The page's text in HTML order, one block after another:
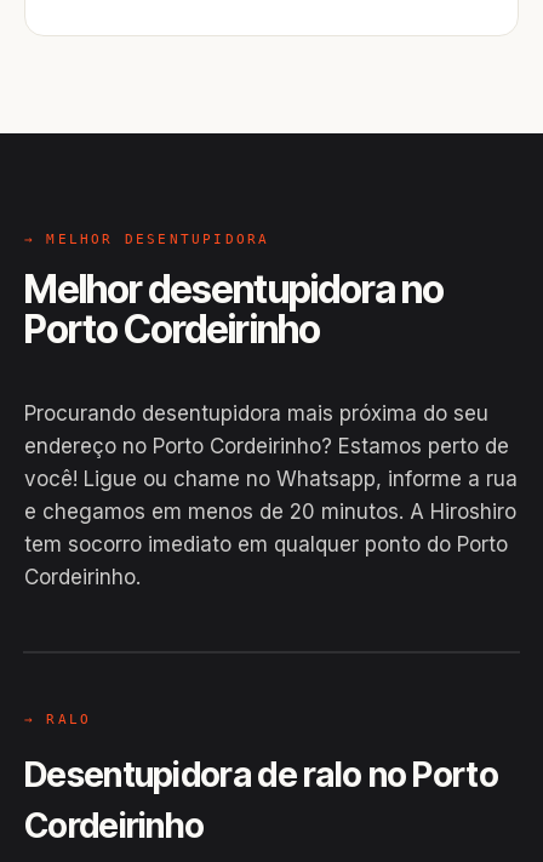
→ MELHOR DESENTUPIDORA
Melhor desentupidora no
Porto Cordeirinho
Procurando desentupidora mais próxima do seu
endereço no Porto Cordeirinho? Estamos perto de
você! Ligue ou chame no Whatsapp, informe a rua
e chegamos em menos de 20 minutos. A Hiroshiro
tem socorro imediato em qualquer ponto do Porto
Cordeirinho.
Hiroshiro · Porto Cordeirinho,
→ RALO
Desentupidora de ralo no Porto
Cordeirinho